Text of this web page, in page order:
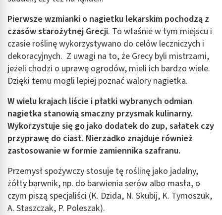
Pierwsze wzmianki o nagietku lekarskim pochodzą z
czasów starożytnej Grecji. To właśnie w tym miejscu i
czasie roślinę wykorzystywano do celów leczniczych i
dekoracyjnych. Z uwagi na to, że Grecy byli mistrzami,
jeżeli chodzi o uprawę ogrodów, mieli ich bardzo wiele.
Dzięki temu mogli lepiej poznać walory nagietka.
W wielu krajach liście i płatki wybranych odmian
nagietka stanowią smaczny przysmak kulinarny.
Wykorzystuje się go jako dodatek do zup, sałatek czy
przyprawę do ciast. Nierzadko znajduje również
zastosowanie w formie zamiennika szafranu.
Przemysł spożywczy stosuje tę roślinę jako jadalny,
żółty barwnik, np. do barwienia serów albo masła, o
czym piszą specjaliści (K. Dzida, N. Skubij, K. Tymoszuk,
A. Staszczak, P. Poleszak).